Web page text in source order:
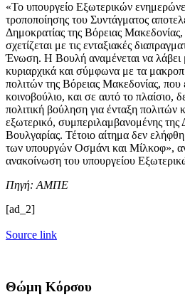
«Το υπουργείο Εξωτερικών
τροποποίησης του Συντάγματος
Δημοκρατίας της Βόρειας
σχετίζεται με τις ενταξιακές
Ένωση. Η Βουλή αναμένεται να λάβει
κυριαρχικά και σύμφωνα με τα
πολιτών της Βόρειας Μακεδονίας,
κοινοβούλιο, και σε αυτό το πλαίσιο,
πολιτική βούληση για ένταξη πολιτών
εξωτερικό, συμπεριλαμβανομένης της
Βουλγαρίας. Τέτοιο αίτημα δεν
των υπουργών Οσμάνι και Μίλκοφ»,
ανακοίνωση του υπουργείου
Πηγή: ΑΜΠΕ
[ad_2]
Source link
Θώμη Κόρσου